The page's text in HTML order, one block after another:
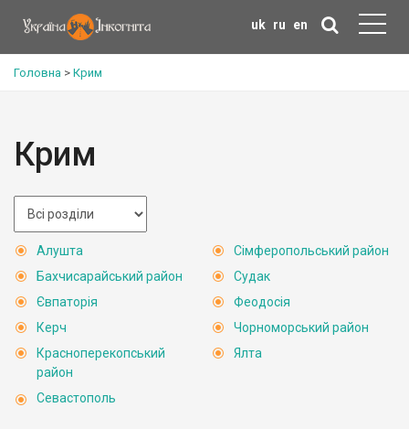
uk ru en
Головна > Крим
Крим
Алушта
Бахчисарайський район
Євпаторія
Керч
Красноперекопський
район
Севастополь
Сімферопольський район
Судак
Феодосія
Чорноморський район
Ялта